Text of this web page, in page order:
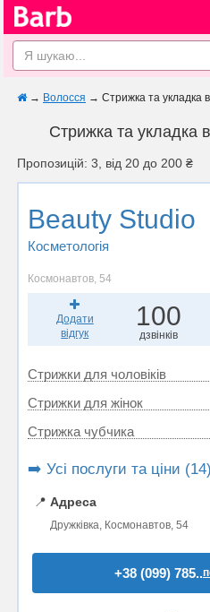
→ Волосся → Стрижка та укладка
Стрижка та укладка
Пропозицій: 3, від 20 до 200 ₴
Beauty Studio
Косметологія
Космонавтов, 54
Додати
відгук
100
дзвінків
Стрижки для чоловіків
Стрижки для жінок
Стрижка чубчика
➡️ Усі послуги та ціни (14)
📍 Адреса
Дружківка, Космонавтов, 54
+38 (099) 785..